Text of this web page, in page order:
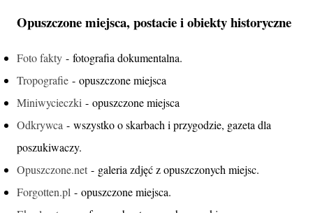
Opuszczone miejsca, postacie i obiekty historyczne
Foto fakty - fotografia dokumentalna.
Tropografie - opuszczone miejsca
Miniwycieczki - opuszczone miejsca
Odkrywca - wszystko o skarbach i przygodzie, gazeta dla
poszukiwaczy.
Opuszczone.net - galeria zdjęć z opuszczonych miejsc.
Forgotten.pl - opuszczone miejsca.